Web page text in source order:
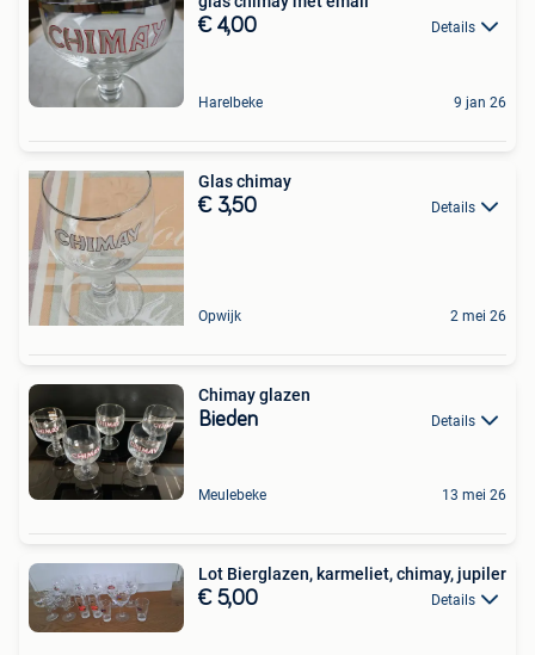
€ 4,00 Details
Harelbeke 9 jan 26
Glas chimay
€ 3,50 Details
Opwijk 2 mei 26
Chimay glazen
Bieden Details
Meulebeke 13 mei 26
Lot Bierglazen, karmeliet, chimay, jupiler
€ 5,00 Details